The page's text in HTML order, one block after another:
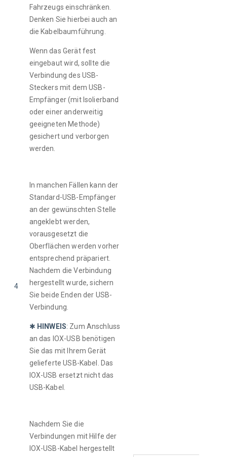
Fahrzeugs einschränken.
Denken Sie hierbei auch an
die Kabelbaumführung.
Wenn das Gerät fest
eingebaut wird, sollte die
Verbindung des USB-
Steckers mit dem USB-
Empfänger (mit Isolierband
oder einer anderweitig
geeigneten Methode)
gesichert und verborgen
werden.
4
In manchen Fällen kann der
Standard-USB-Empfänger
an der gewünschten Stelle
angeklebt werden,
vorausgesetzt die
Oberflächen werden vorher
entsprechend präpariert.
Nachdem die Verbindung
hergestellt wurde, sichern
Sie beide Enden der USB-
Verbindung.
✱ HINWEIS: Zum Anschluss
an das IOX-USB benötigen
Sie das mit Ihrem Gerät
gelieferte USB-Kabel. Das
IOX-USB ersetzt nicht das
USB-Kabel.
Nachdem Sie die
Verbindungen mit Hilfe der
IOX-USB-Kabel hergestellt